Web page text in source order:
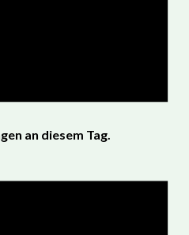
an diesem Tag.